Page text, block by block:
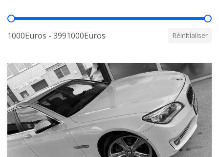
Prix
1000Euros - 3991000Euros Réinitialiser